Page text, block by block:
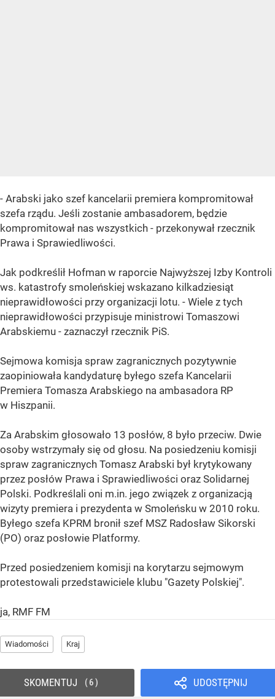
- Arabski jako szef kancelarii premiera kompromitował
szefa rządu. Jeśli zostanie ambasadorem, będzie
kompromitował nas wszystkich - przekonywał rzecznik
Prawa i Sprawiedliwości.
Jak podkreślił Hofman w raporcie Najwyższej Izby Kontroli
ws. katastrofy smoleńskiej wskazano kilkadziesiąt
nieprawidłowości przy organizacji lotu. - Wiele z tych
nieprawidłowości przypisuje ministrowi Tomaszowi
Arabskiemu - zaznaczył rzecznik PiS.
Sejmowa komisja spraw zagranicznych pozytywnie
zaopiniowała kandydaturę byłego szefa Kancelarii
Premiera Tomasza Arabskiego na ambasadora RP
w Hiszpanii.
Za Arabskim głosowało 13 posłów, 8 było przeciw. Dwie
osoby wstrzymały się od głosu. Na posiedzeniu komisji
spraw zagranicznych Tomasz Arabski był krytykowany
przez posłów Prawa i Sprawiedliwości oraz Solidarnej
Polski. Podkreślali oni m.in. jego związek z organizacją
wizyty premiera i prezydenta w Smoleńsku w 2010 roku.
Byłego szefa KPRM bronił szef MSZ Radosław Sikorski
(PO) oraz posłowie Platformy.
Przed posiedzeniem komisji na korytarzu sejmowym
protestowali przedstawiciele klubu "Gazety Polskiej".
ja, RMF FM
Wiadomości Kraj
UDOSTĘPNIJ
SKOMENTUJ 6